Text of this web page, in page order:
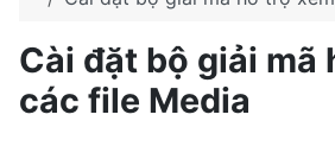
Cài đặt bộ giải mã
các file Media